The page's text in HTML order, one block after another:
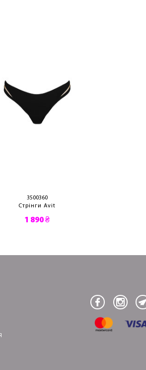
3500360
Стрінги Avit
1 890 ₴